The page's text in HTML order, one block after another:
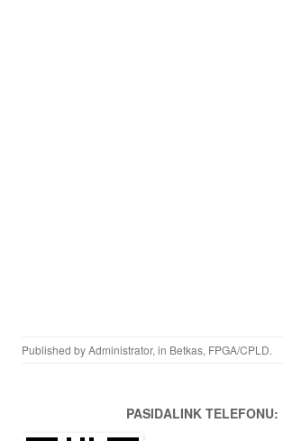
Published byAdministrator, in Betkas, FPGA/CPLD.
PASIDALINK TELEFONU: